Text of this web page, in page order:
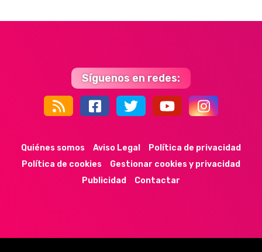
Síguenos en redes:
Quiénes somos Aviso Legal
Política de privacidad
Política de cookies
Gestionar cookies y privacidad
Publicidad
Contactar